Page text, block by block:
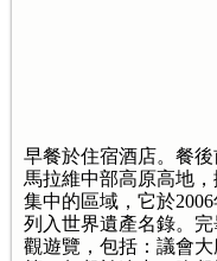
早餐於住宿酒店。餐
馬拉維中部高原高地
集中的區域，它於
列入世界遺產名錄。
觀遊覽，包括：議會